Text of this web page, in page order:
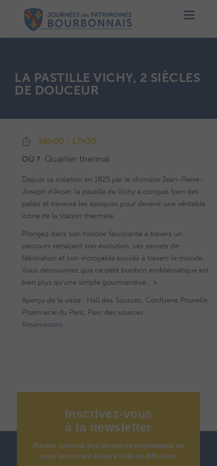
LA PASTILLE VICHY, 2 SIÈCLES
DE DOUCEUR
16h00 - 17h30
OÙ ? Quartier thermal
Depuis sa création en 1825 par le chimiste Jean-Pierre-
Joseph d’Arcet, la pastille de Vichy a conquis bien des
palais et traversé les époques pour devenir une véritable
icône de la station thermale.
Plongez dans son histoire fascinante à travers un
parcours retraçant son évolution, ses secrets de
fabrication et son incroyable succès à travers le monde.
Vous découvrirez que ce petit bonbon emblématique est
bien plus qu’une simple gourmandise… »
Aperçu de la visite : Hall des Sources, Confiserie Prunelle,
Pharmacie du Parc, Parc des sources.
Réservations
Inscrivez-vous
à la newsletter
Restez informé des dernières nouveautés en
vous inscrivant à notre liste de diffusion.